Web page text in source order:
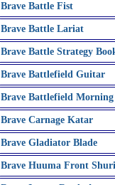
Brave Battle Fist
Brave Battle Lariat
Brave Battle Strategy
Brave Battlefield Guitar
Brave Battlefield
Brave Carnage Katar
Brave Gladiator Blade
Brave Huuma Front